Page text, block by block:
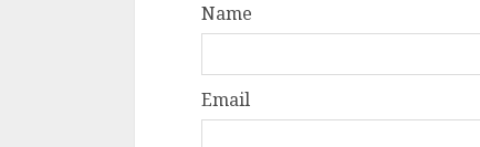
Name
Email